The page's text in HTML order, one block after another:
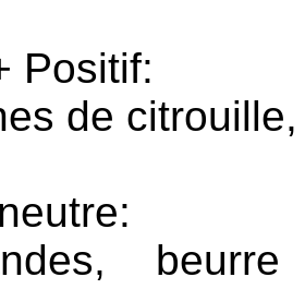
Positif:
de